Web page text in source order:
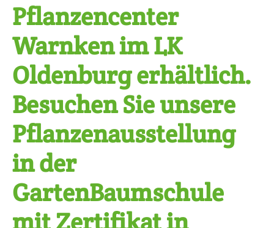
Pflanzencenter
Warnken im LK
Oldenburg erhältlich.
Besuchen Sie unsere
Pflanzenausstellung
in der
GartenBaumschule
mit Zertifikat in